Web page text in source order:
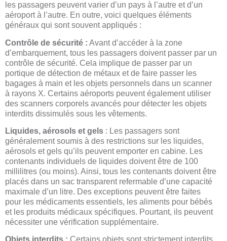
les passagers peuvent varier d’un pays à l’autre et d’un
aéroport à l’autre. En outre, voici quelques éléments
généraux qui sont souvent appliqués :
Contrôle de sécurité : Avant d’accéder à la zone
d’embarquement, tous les passagers doivent passer par un
contrôle de sécurité. Cela implique de passer par un
portique de détection de métaux et de faire passer les
bagages à main et les objets personnels dans un scanner
à rayons X. Certains aéroports peuvent également utiliser
des scanners corporels avancés pour détecter les objets
interdits dissimulés sous les vêtements.
Liquides, aérosols et gels : Les passagers sont
généralement soumis à des restrictions sur les liquides,
aérosols et gels qu’ils peuvent emporter en cabine. Les
contenants individuels de liquides doivent être de 100
millilitres (ou moins). Ainsi, tous les contenants doivent être
placés dans un sac transparent refermable d’une capacité
maximale d’un litre. Des exceptions peuvent être faites
pour les médicaments essentiels, les aliments pour bébés
et les produits médicaux spécifiques. Pourtant, ils peuvent
nécessiter une vérification supplémentaire.